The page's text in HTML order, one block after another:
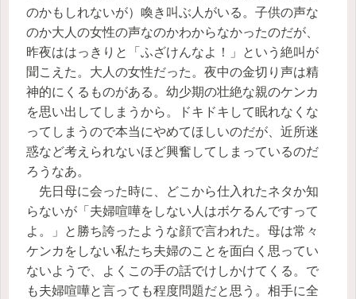
のかもしれないが）喚き叫ぶ人がいる。子供の声な
のか大人の女性の声なのかわからなかったのだが、
昨夜ははっきりと「ふざけんなよ！」という絶叫が
聞こえた。大人の女性だった。夜中の金切り声は精
神的にくるものがある。幼少期の壮絶な親のケンカ
を思い出してしまうから。ドキドキして眠れなくな
ってしまうので本当にやめてほしいのだが、近所迷
惑など考えられないほど興奮してしまっているのだ
ろうなあ。
先日母に会った時に、どこから仕入れたネタか知
らないが「夫婦喧嘩をしない人はボケるんですって
よ。」と勝ち誇ったような顔で言われた。母は常々
ケンカをしない私たち夫婦のことを面白く思ってい
ないようで、よくこの手の話でけしかけてくる。で
も夫婦喧嘩と言っても程度問題だと思う。相手に全